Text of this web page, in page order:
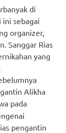
di
ini sebagai
organizer,
Sanggar Rias
yang
Alikha
pada
pengantin